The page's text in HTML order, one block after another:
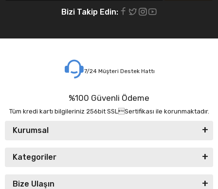
Bizi Takip Edin:
7/24 Müşteri Destek Hattı
%100 Güvenli Ödeme
Tüm kredi kartı bilgileriniz 256bit SSLSertifikası ile korunmaktadır.
Kurumsal
Kategoriler
Bize Ulaşın